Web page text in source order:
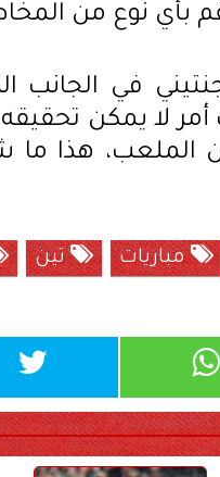
بأي نوع من
في
أمر لا يمكن
الأخيرة من الملعب،
مباريات تين